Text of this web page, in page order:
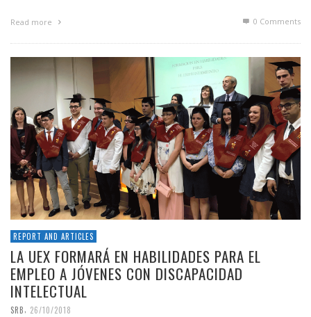
Read more 0 Comments
REPORT AND ARTICLES
LA UEX FORMARÁ EN HABILIDADES PARA EL
EMPLEO A JÓVENES CON DISCAPACIDAD
INTELECTUAL
SRB, 26/10/2018